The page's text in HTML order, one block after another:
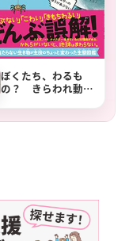
ぼくたち、わるも
の？ きらわれ動物